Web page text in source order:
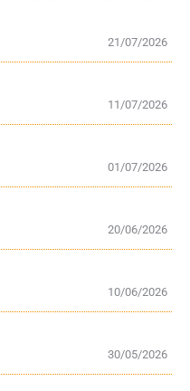
21/07/2026
11/07/2026
01/07/2026
20/06/2026
10/06/2026
30/05/2026